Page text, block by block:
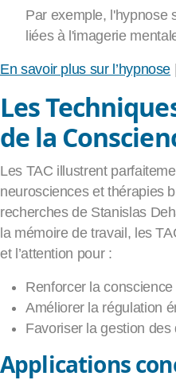
Par exemple, l'hypnose
liées à l'imagerie
En savoir plus sur l’hypnose
Les
de la
Les TAC illustrent
neurosciences et thérapies
recherches de Stanislas
la mémoire de travail, les
et l’attention pour :
Renforcer la conscience
Améliorer la régulation
Favoriser la gestion
Applications